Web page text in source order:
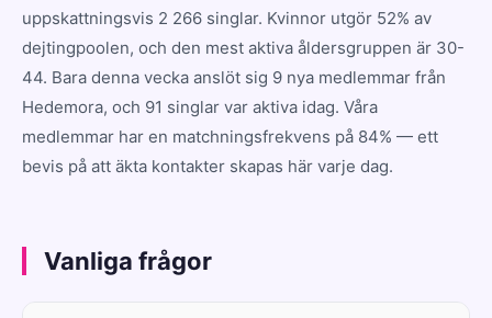
uppskattningsvis 2 266 singlar. Kvinnor utgör 52% av
dejtingpoolen, och den mest aktiva åldersgruppen är 30-
44. Bara denna vecka anslöt sig 9 nya medlemmar från
Hedemora, och 91 singlar var aktiva idag. Våra
medlemmar har en matchningsfrekvens på 84% — ett
bevis på att äkta kontakter skapas här varje dag.
Vanliga frågor